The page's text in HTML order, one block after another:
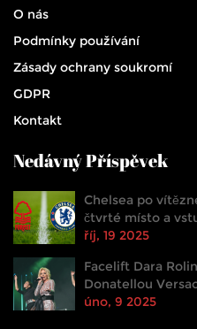
O nás
Podmínky používání
Zásady ochrany soukromí
GDPR
Kontakt
Nedávný Příspěvek
Chelsea po
čtvrté místo a
říj, 19 2025
Facelift Dara
Donatellou
úno, 9 2025